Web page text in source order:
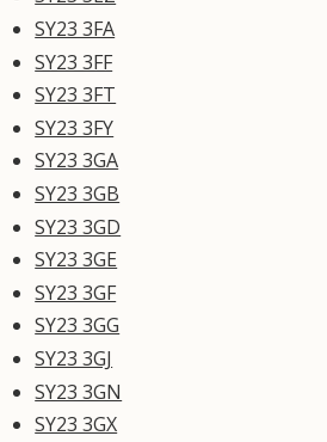
SY23 3FA
SY23 3FF
SY23 3FT
SY23 3FY
SY23 3GA
SY23 3GB
SY23 3GD
SY23 3GE
SY23 3GF
SY23 3GG
SY23 3GJ
SY23 3GN
SY23 3GX